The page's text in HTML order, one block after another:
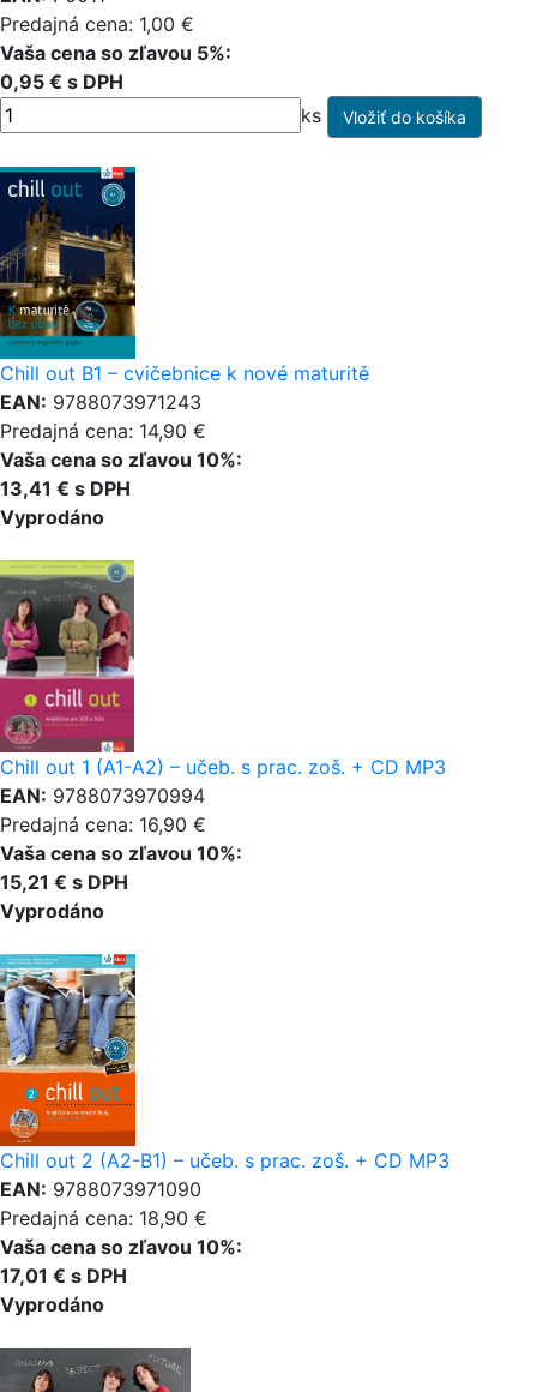
Predajná cena: 1,00 €
Vaša cena so zľavou 5%:
0,95 € s DPH
ks
Chill out B1 – cvičebnice k nové maturitě
EAN: 9788073971243
Predajná cena: 14,90 €
Vaša cena so zľavou 10%:
13,41 € s DPH
Vyprodáno
Chill out 1 (A1-A2) – učeb. s prac. zoš. + CD MP3
EAN: 9788073970994
Predajná cena: 16,90 €
Vaša cena so zľavou 10%:
15,21 € s DPH
Vyprodáno
Chill out 2 (A2-B1) – učeb. s prac. zoš. + CD MP3
EAN: 9788073971090
Predajná cena: 18,90 €
Vaša cena so zľavou 10%:
17,01 € s DPH
Vyprodáno